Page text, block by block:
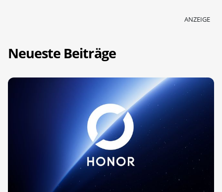
ANZEIGE
Neueste Beiträge